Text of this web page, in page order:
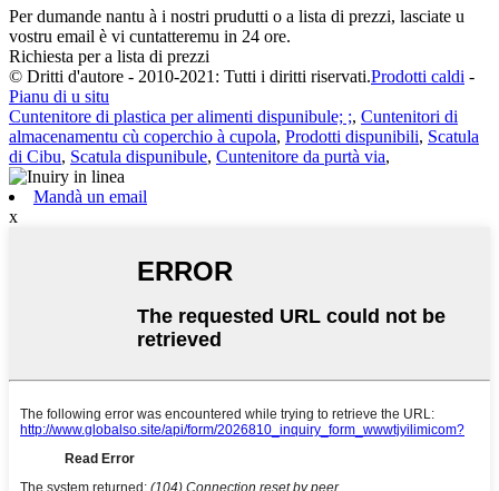
Per dumande nantu à i nostri prudutti o a lista di prezzi, lasciate u
vostru email è vi cuntatteremu in 24 ore.
Richiesta per a lista di prezzi
© Dritti d'autore - 2010-2021: Tutti i diritti riservati.Prodotti caldi -
Pianu di u situ
Cuntenitore di plastica per alimenti dispunibule; ;, Cuntenitori di
almacenamentu cù coperchio à cupola, Prodotti dispunibili, Scatula
di Cibu, Scatula dispunibule, Cuntenitore da purtà via,
Mandà un email
x